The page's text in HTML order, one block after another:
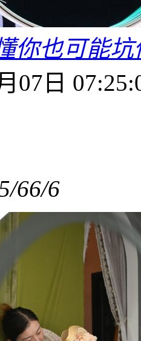
你也可能坑
07日
66/6